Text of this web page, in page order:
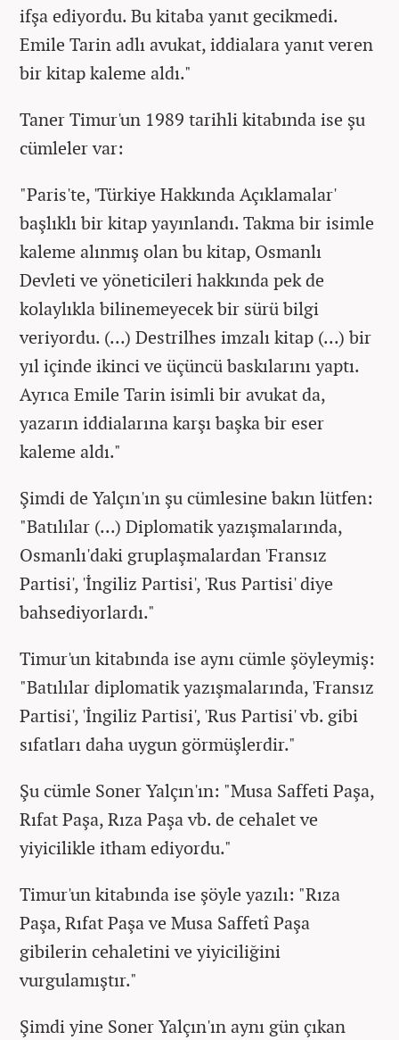
ifşa ediyordu. Bu kitaba yanıt gecikmedi.
Emile Tarin adlı avukat, iddialara yanıt veren
bir kitap kaleme aldı."
Taner Timur'un 1989 tarihli kitabında ise şu
cümleler var:
"Paris'te, 'Türkiye Hakkında Açıklamalar'
başlıklı bir kitap yayınlandı. Takma bir isimle
kaleme alınmış olan bu kitap, Osmanlı
Devleti ve yöneticileri hakkında pek de
kolaylıkla bilinemeyecek bir sürü bilgi
veriyordu. (...) Destrilhes imzalı kitap (...) bir
yıl içinde ikinci ve üçüncü baskılarını yaptı.
Ayrıca Emile Tarin isimli bir avukat da,
yazarın iddialarına karşı başka bir eser
kaleme aldı."
Şimdi de Yalçın'ın şu cümlesine bakın lütfen:
"Batılılar (...) Diplomatik yazışmalarında,
Osmanlı'daki gruplaşmalardan 'Fransız
Partisi', 'İngiliz Partisi', 'Rus Partisi' diye
bahsediyorlardı."
Timur'un kitabında ise aynı cümle şöyleymiş:
"Batılılar diplomatik yazışmalarında, 'Fransız
Partisi', 'İngiliz Partisi', 'Rus Partisi' vb. gibi
sıfatları daha uygun görmüşlerdir."
Şu cümle Soner Yalçın'ın: "Musa Saffeti Paşa,
Rıfat Paşa, Rıza Paşa vb. de cehalet ve
yiyicilikle itham ediyordu."
Timur'un kitabında ise şöyle yazılı: "Rıza
Paşa, Rıfat Paşa ve Musa Saffetî Paşa
gibilerin cehaletini ve yiyiciliğini
vurgulamıştır."
Şimdi yine Soner Yalçın'ın aynı gün çıkan